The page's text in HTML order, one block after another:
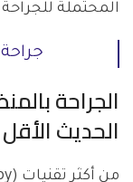
المحتملة
الجراحة
الحديث